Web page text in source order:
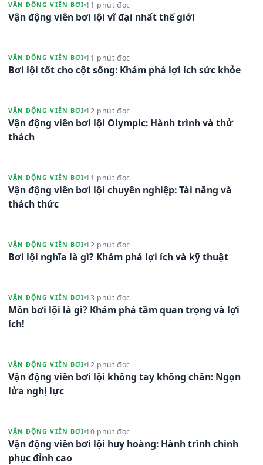
VẬN ĐỘNG VIÊN BƠI 11 phút đọc
Vận động viên bơi lội vĩ đại nhất thế giới
VẬN ĐỘNG VIÊN BƠI 11 phút đọc
Bơi lội tốt cho cột sống: Khám phá lợi ích sức khỏe
VẬN ĐỘNG VIÊN BƠI 12 phút đọc
Vận động viên bơi lội Olympic: Hành trình và thử
thách
VẬN ĐỘNG VIÊN BƠI 11 phút đọc
Vận động viên bơi lội chuyên nghiệp: Tài năng và
thách thức
VẬN ĐỘNG VIÊN BƠI 12 phút đọc
Bơi lội nghĩa là gì? Khám phá lợi ích và kỹ thuật
VẬN ĐỘNG VIÊN BƠI 13 phút đọc
Môn bơi lội là gì? Khám phá tầm quan trọng và lợi
ích!
VẬN ĐỘNG VIÊN BƠI 12 phút đọc
Vận động viên bơi lội không tay không chân: Ngọn
lửa nghị lực
VẬN ĐỘNG VIÊN BƠI 10 phút đọc
Vận động viên bơi lội huy hoàng: Hành trình chinh
phục đỉnh cao